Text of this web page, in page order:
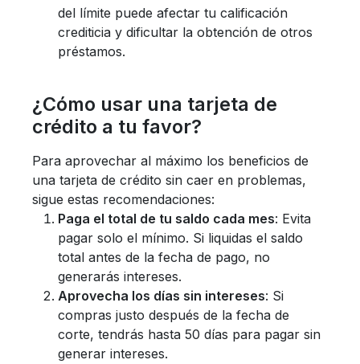
del límite puede afectar tu calificación
crediticia y dificultar la obtención de otros
préstamos.
¿Cómo usar una tarjeta de
crédito a tu favor?
Para aprovechar al máximo los beneficios de
una tarjeta de crédito sin caer en problemas,
sigue estas recomendaciones:
Paga el total de tu saldo cada mes: Evita
pagar solo el mínimo. Si liquidas el saldo
total antes de la fecha de pago, no
generarás intereses.
Aprovecha los días sin intereses: Si
compras justo después de la fecha de
corte, tendrás hasta 50 días para pagar sin
generar intereses.